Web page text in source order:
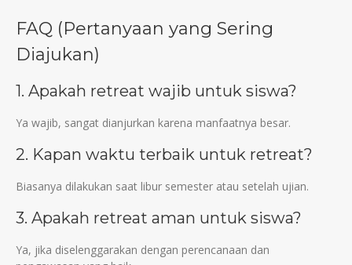
FAQ (Pertanyaan yang Sering
Diajukan)
1. Apakah retreat wajib untuk siswa?
Ya wajib, sangat dianjurkan karena manfaatnya besar.
2. Kapan waktu terbaik untuk retreat?
Biasanya dilakukan saat libur semester atau setelah ujian.
3. Apakah retreat aman untuk siswa?
Ya, jika diselenggarakan dengan perencanaan dan